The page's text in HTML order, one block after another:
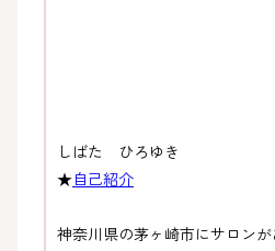
しばた ひろゆき
★自己紹介
神奈川県の茅ヶ崎市にサロンが